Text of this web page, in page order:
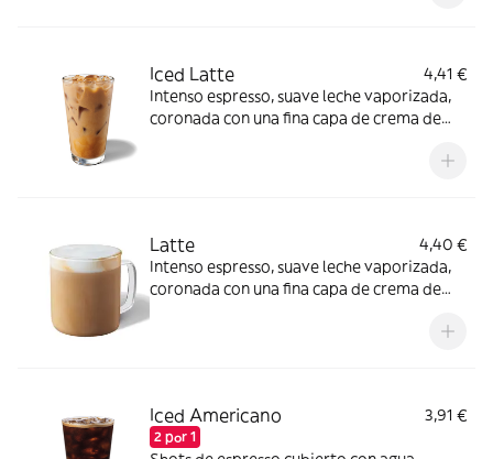
Iced Latte
4,41 €
Intenso espresso, suave leche vaporizada,
coronada con una fina capa de crema de
Latte
4,40 €
Intenso espresso, suave leche vaporizada,
coronada con una fina capa de crema de
Iced Americano
2 por 1
3,91 €